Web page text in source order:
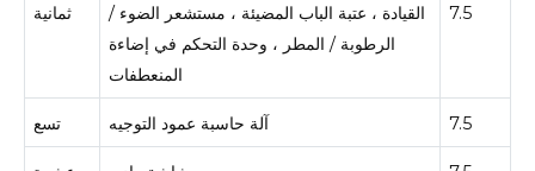
ثمانية
القيادة ، عتبة الباب المضيئة ، مستشعر الضوء /
الرطوبة / المطر ، وحدة التحكم في إضاءة
المنعطفات
7.5
تسع آلة حاسبة عمود التوجيه 7.5